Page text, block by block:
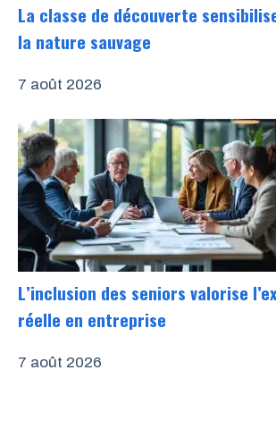
La classe de découverte
la nature sauvage
7 août 2026
L’inclusion des seniors valorise
réelle en entreprise
7 août 2026